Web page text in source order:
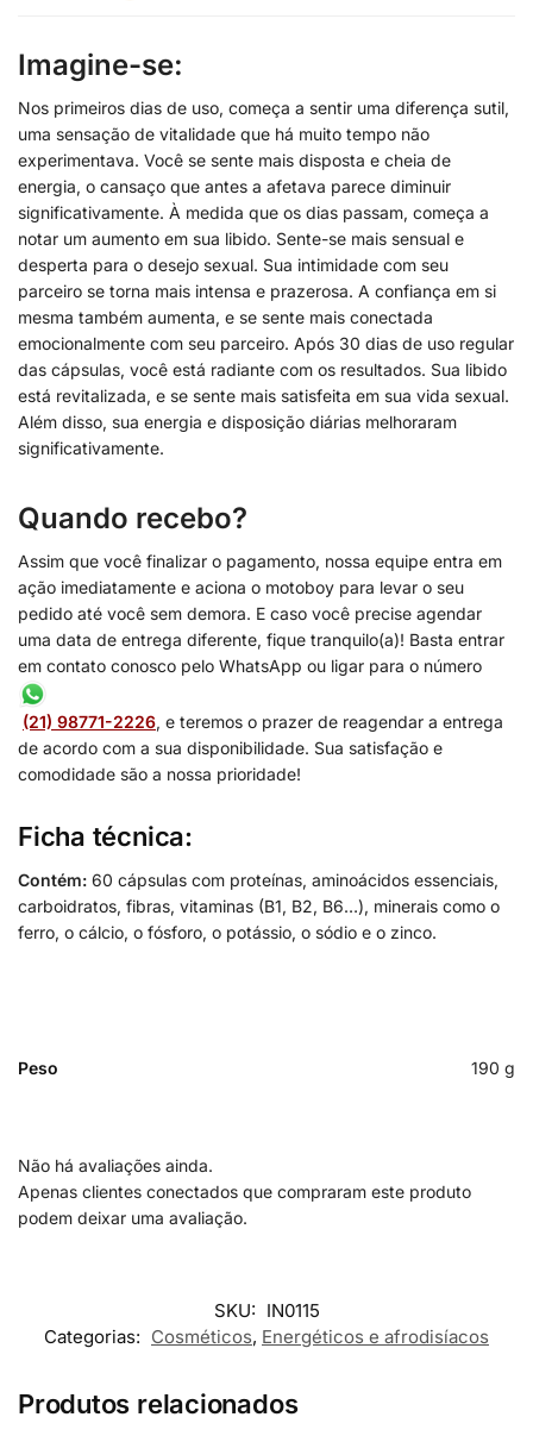
Imagine-se:
Nos primeiros dias de uso, começa a sentir uma diferença sutil,
uma sensação de vitalidade que há muito tempo não
experimentava. Você se sente mais disposta e cheia de
energia, o cansaço que antes a afetava parece diminuir
significativamente. À medida que os dias passam, começa a
notar um aumento em sua libido. Sente-se mais sensual e
desperta para o desejo sexual. Sua intimidade com seu
parceiro se torna mais intensa e prazerosa. A confiança em si
mesma também aumenta, e se sente mais conectada
emocionalmente com seu parceiro. Após 30 dias de uso regular
das cápsulas, você está radiante com os resultados. Sua libido
está revitalizada, e se sente mais satisfeita em sua vida sexual.
Além disso, sua energia e disposição diárias melhoraram
significativamente.
Quando recebo?
Assim que você finalizar o pagamento, nossa equipe entra em
ação imediatamente e aciona o motoboy para levar o seu
pedido até você sem demora. E caso você precise agendar
uma data de entrega diferente, fique tranquilo(a)! Basta entrar
em contato conosco pelo WhatsApp ou ligar para o número
(21) 98771-2226, e teremos o prazer de reagendar a entrega
de acordo com a sua disponibilidade. Sua satisfação e
comodidade são a nossa prioridade!
Ficha técnica:
Contém: 60 cápsulas com proteínas, aminoácidos essenciais,
carboidratos, fibras, vitaminas (B1, B2, B6…), minerais como o
ferro, o cálcio, o fósforo, o potássio, o sódio e o zinco.
Peso 190 g
Não há avaliações ainda.
Apenas clientes conectados que compraram este produto
podem deixar uma avaliação.
SKU: IN0115
Categorias: Cosméticos, Energéticos e afrodisíacos
Produtos relacionados